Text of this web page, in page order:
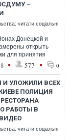
–
читати соціальні
Донецкой и
открыть
для принятия
местных жителей
• 577 • 0
УЛОЖИЛИ ВСЕХ
ПОЛИЦИЯ
РАБОТЫ В
читати соціальні